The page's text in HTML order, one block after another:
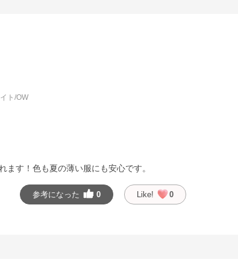
ト/OW
す！色も夏の薄い服にも安心です。
参考になった 0 Like! 0